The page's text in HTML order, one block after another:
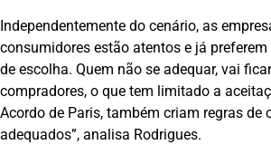
Independentemente do cenário, as
consumidores estão atentos e já
de escolha. Quem não se adequar, vai
compradores, o que tem limitado a
Acordo de Paris, também criam regras
adequados”, analisa Rodrigues.